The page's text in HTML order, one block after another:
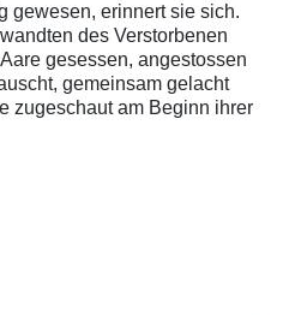
gewesen, erinnert sie sich.
des Verstorbenen
gesessen, angestossen
gemeinsam gelacht
zugeschaut am Beginn ihrer